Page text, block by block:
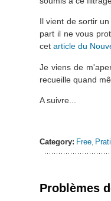
Il vient de sortir
part il ne vous
cetarticle du
Je viens de
recueille quand
A suivre...
Category: Free
Problèmes